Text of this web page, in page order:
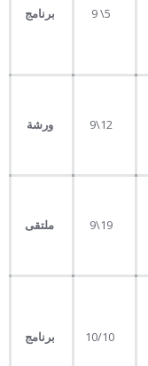
برنامج
ورشة
ملتقى
برنامج